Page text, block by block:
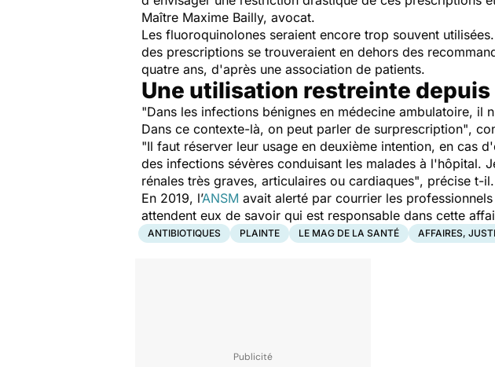
Maître Maxime Bailly, avocat.
Les fluoroquinolones seraient encore trop souvent utilisées.
des prescriptions se trouveraient en dehors des
quatre ans, d'après une association de patients.
Une utilisation restreinte depuis
"Dans les infections bénignes en médecine ambulatoire,
Dans ce contexte-là, on peut parler de surprescription",
"Il faut réserver leur usage en deuxième intention, en cas
des infections sévères conduisant les malades à l'hôpital.
rénales très graves, articulaires ou cardiaques", précise t-il.
En 2019, l’ANSM avait alerté par courrier les
attendent eux de savoir qui est responsable dans cette
ANTIBIOTIQUES PLAINTE LE MAG DE LA SANTÉ AFFAIRES,